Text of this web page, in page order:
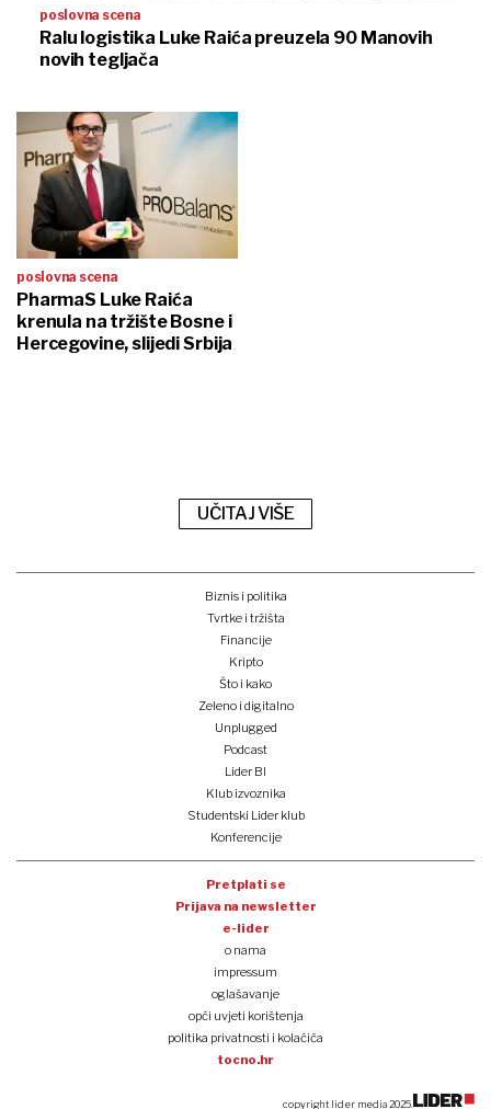
poslovna scena
Ralu logistika Luke Raića preuzela 90 Manovih
novih tegljača
poslovna scena
PharmaS Luke Raića
krenula na tržište Bosne i
Hercegovine, slijedi Srbija
UČITAJ VIŠE
Biznis i politika
Tvrtke i tržišta
Financije
Kripto
Što i kako
Zeleno i digitalno
Unplugged
Podcast
Lider BI
Klub izvoznika
Studentski Lider klub
Konferencije
Pretplati se
Prijava na newsletter
e-lider
o nama
impressum
oglašavanje
opći uvjeti korištenja
politika privatnosti i kolačića
tocno.hr
copyright lider media 2025.